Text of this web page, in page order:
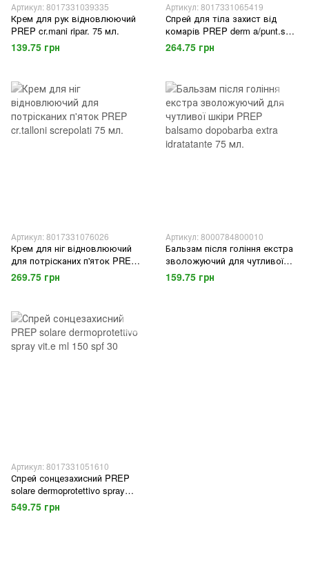
Артикул: 8017331039335
Крем для рук відновлюючий
PREP cr.mani ripar. 75 мл.
139.75 грн
Артикул: 8017331065419
Спрей для тіла захист від
комарів PREP derm a/punt.spr.
100 мл.
264.75 грн
Артикул: 8017331076026
Крем для ніг відновлюючий
для потрісканих п'яток PREP
cr.talloni screpolati 75 мл.
269.75 грн
Артикул: 8000784800010
Бальзам після гоління екстра
зволожуючий для чутливої
шкіри PREP balsamo
dopobarba extra idratatante 75
159.75 грн
Артикул: 8017331051610
Спрей сонцезахисний PREP
solare dermoprotettivo spray
vit.e ml 150 spf 30
549.75 грн